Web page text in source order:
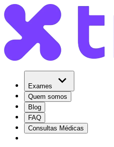
Exames
Quem somos
Blog
FAQ
Consultas Médicas